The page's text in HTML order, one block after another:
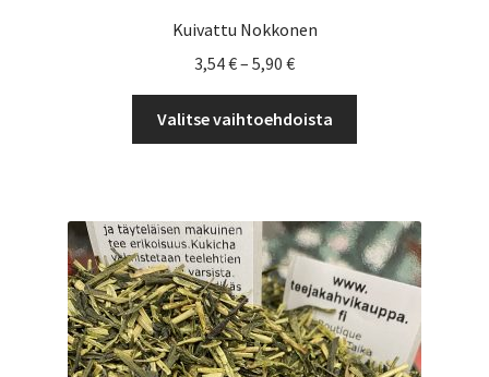
Kuivattu Nokkonen
3,54€– 5,90 €Hintaluokka:
3,54 €
-
5,90 €
Valitse vaihtoehdoista
muunnelma.
Voit
tehdä
valinnat
tuotteen
sivulla.